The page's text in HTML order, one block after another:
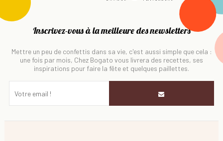
Inscrivez-vous à la meilleure des newsletters
Mettre un peu de confettis dans sa vie, c'est aussi simple que cela :
une fois par mois, Chez Bogato vous livrera des recettes, ses
inspirations pour faire la fête et quelques paillettes.